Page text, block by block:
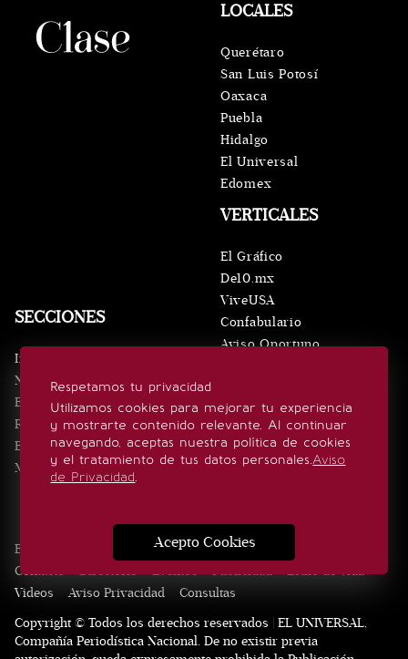
Respetamos tu privacidad
Utilizamos cookies para mejorar tu experiencia
y mostrarte contenido relevante. Al continuar
navegando, aceptas nuestra política de cookies
y el tratamiento de tus datos personales.Aviso
de Privacidad.
Acepto Cookies
SECCIONES
Inicio
Noticias
Eventos
Realeza
Estilo de vida
Minuto x Minuto
VERTICALES
El Gráfico
De10.mx
ViveUSA
Confabulario
Aviso Oportuno
LOCALES
Querétaro
San Luis Potosí
Oaxaca
Puebla
Hidalgo
El Universal
Edomex
SÍGUENOS
Edición Impresa Noticias Quiénes somos
Contacto
Directorio Eventos Publicidad
Estilo de vida
Videos
Aviso Privacidad
Consultas
Copyright © Todos los derechos reservados | EL UNIVERSAL,
Compañía Periodística Nacional. De no existir previa